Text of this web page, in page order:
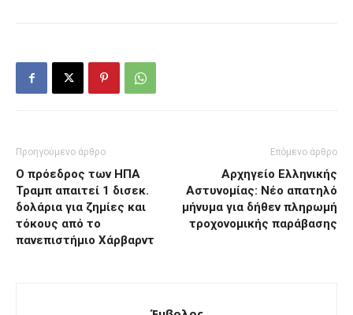
Προηγούμενο άρθρο
Ο πρόεδρος των ΗΠΑ
Τραμπ απαιτεί 1 δισεκ.
δολάρια για ζημίες και
τόκους από το
πανεπιστήμιο Χάρβαρντ
Επόμενο άρθρο
Αρχηγείο Ελληνικής
Αστυνομίας: Νέο απατηλό
μήνυμα για δήθεν πληρωμή
τροχονομικής παράβασης